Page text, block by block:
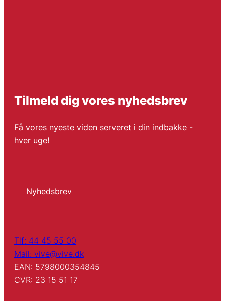
Tilmeld dig vores nyhedsbrev
Få vores nyeste viden serveret i din indbakke -
hver uge!
Nyhedsbrev
Tlf: 44 45 55 00
Mail: vive@vive.dk
EAN: 5798000354845
CVR: 23 15 51 17